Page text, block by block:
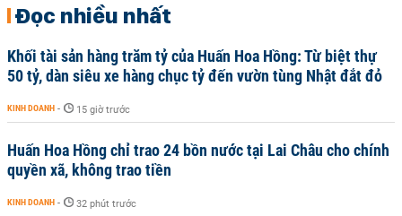
Đọc nhiều nhất
Khối tài sản hàng trăm tỷ của Huấn Hoa Hồng: Từ biệt thự
50 tỷ, dàn siêu xe hàng chục tỷ đến vườn tùng Nhật đắt đỏ
KINH DOANH - 15 giờ trước
Huấn Hoa Hồng chỉ trao 24 bồn nước tại Lai Châu cho chính
quyền xã, không trao tiền
KINH DOANH - 32 phút trước